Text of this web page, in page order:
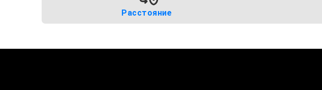
Расстояние